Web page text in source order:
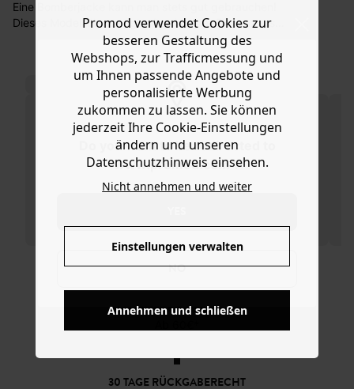
Do you want to be redirected to
www.promod.com ?
NO
Sie haben das Recht binnen30 Tagennach Erhalt der
Ware die Artikel zurückzuschicken oder umzutauschen.
Eine Bomberjacke kann man stets gut gebrauchen!
Dieses Modell überzeugt mit schlichter Eleganz, es
beruhigt ein buntes Outfit und wärmt die Schultern am
Abend über einem langen Kleid. Die Bomberjacke hat
einen runden Kragen, Druckknöpfe und Schulterpolster
sowie 2 Klappentaschen, lange Ärmel, einen geraden
elastischen Saum und Innenfutter. Enthält recycelte
Baumwoll- und Polyesterfasern.
KOSTENFREIE LIEFERUNG
30 TAGE RÜCKGABERECHT
Promod verwendet Cookies zur
besseren Gestaltung des
Webshops, zur Trafficmessung und
um Ihnen passende Angebote und
personalisierte Werbung
zukommen zu lassen. Sie können
jederzeit Ihre Cookie-Einstellungen
ändern und unseren
Datenschutzhinweis einsehen.
Nicht annehmen und weiter
Einstellungen verwalten
Annehmen und schließen